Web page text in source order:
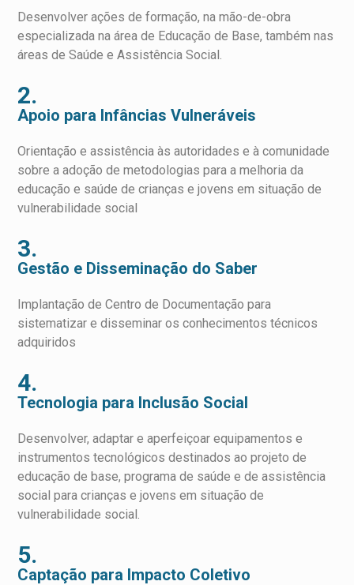
Desenvolver ações de formação, na mão-de-obra
especializada na área de Educação de Base, também nas
áreas de Saúde e Assistência Social.
2.
Apoio para Infâncias Vulneráveis
Orientação e assistência às autoridades e à comunidade
sobre a adoção de metodologias para a melhoria da
educação e saúde de crianças e jovens em situação de
vulnerabilidade social
3.
Gestão e Disseminação do Saber
Implantação de Centro de Documentação para
sistematizar e disseminar os conhecimentos técnicos
adquiridos
4.
Tecnologia para Inclusão Social
Desenvolver, adaptar e aperfeiçoar equipamentos e
instrumentos tecnológicos destinados ao projeto de
educação de base, programa de saúde e de assistência
social para crianças e jovens em situação de
vulnerabilidade social.
5.
Captação para Impacto Coletivo